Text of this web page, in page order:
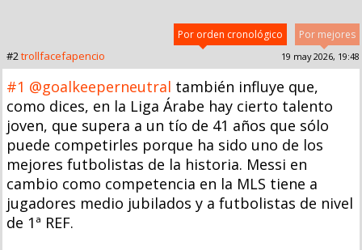
Por mejores
Por orden cronológico
#2trollfacefapencio 19 may 2026, 19:48
#1 @goalkeeperneutral también influye que,
como dices, en la Liga Árabe hay cierto talento
joven, que supera a un tío de 41 años que sólo
puede competirles porque ha sido uno de los
mejores futbolistas de la historia. Messi en
cambio como competencia en la MLS tiene a
jugadores medio jubilados y a futbolistas de nivel
de 1ª REF.